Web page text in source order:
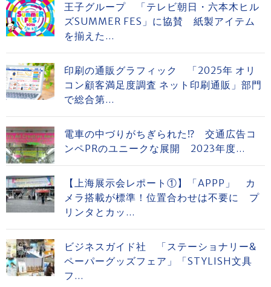
王子グループ 「テレビ朝日・六本木ヒル
ズSUMMER FES」に協賛 紙製アイテム
を揃えた...
印刷の通販グラフィック 「2025年 オリ
コン顧客満足度調査 ネット印刷通販」部門
で総合第...
電車の中づりがちぎられた⁉ 交通広告コ
ンペPRのユニークな展開 2023年度...
【上海展示会レポート①】「APPP」 カ
メラ搭載が標準！位置合わせは不要に プ
リンタとカッ...
ビジネスガイド社 「ステーショナリー&
ペーパーグッズフェア」「STYLISH文具
フ...